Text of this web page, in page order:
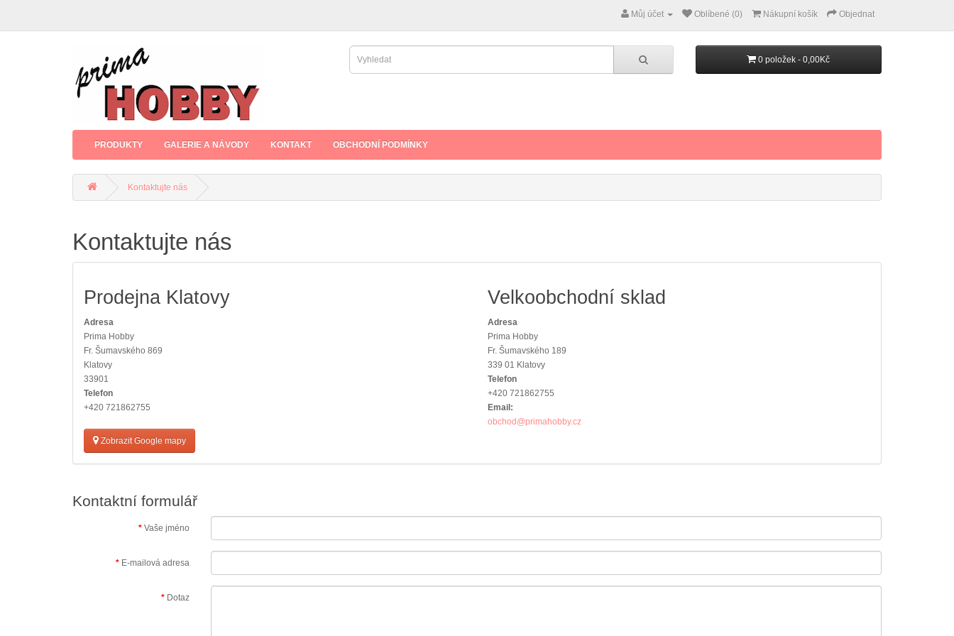
Můj účet Oblíbené (0) Nákupní košík Objednat
0 položek - 0,00Kč
PRODUKTY GALERIE A NÁVODY KONTAKT OBCHODNÍ PODMÍNKY
Kontaktujte nás
Kontaktujte nás
Prodejna Klatovy
Adresa
Prima Hobby
Fr. Šumavského 869
Klatovy
33901
Telefon
+420 721862755
Zobrazit Google mapy
Velkoobchodní sklad
Adresa
Prima Hobby
Fr. Šumavského 189
339 01 Klatovy
Telefon
+420 721862755
Email:
obchod@primahobby.cz
Kontaktní formulář
Vaše jméno
E-mailová adresa
Dotaz